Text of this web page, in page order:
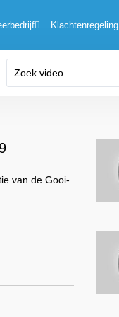
Klachtenregeling
van de Gooi-